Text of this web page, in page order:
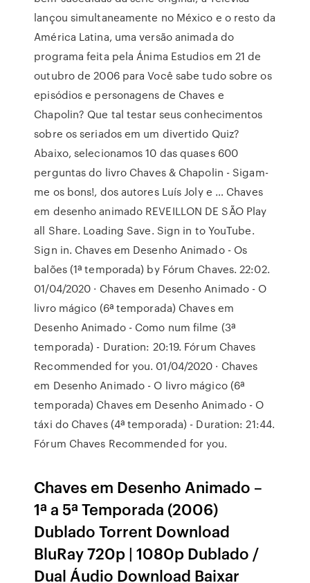
lançou simultaneamente no México e o resto da
América Latina, uma versão animada do
programa feita pela Ánima Estudios em 21 de
outubro de 2006 para Você sabe tudo sobre os
episódios e personagens de Chaves e
Chapolin? Que tal testar seus conhecimentos
sobre os seriados em um divertido Quiz?
Abaixo, selecionamos 10 das quases 600
perguntas do livro Chaves & Chapolin - Sigam-
me os bons!, dos autores Luís Joly e … Chaves
em desenho animado REVEILLON DE SÃO Play
all Share. Loading Save. Sign in to YouTube.
Sign in. Chaves em Desenho Animado - Os
balões (1ª temporada) by Fórum Chaves. 22:02.
01/04/2020 · Chaves em Desenho Animado - O
livro mágico (6ª temporada) Chaves em
Desenho Animado - Como num filme (3ª
temporada) - Duration: 20:19. Fórum Chaves
Recommended for you. 01/04/2020 · Chaves
em Desenho Animado - O livro mágico (6ª
temporada) Chaves em Desenho Animado - O
táxi do Chaves (4ª temporada) - Duration: 21:44.
Fórum Chaves Recommended for you.
Chaves em Desenho Animado –
1ª a 5ª Temporada (2006)
Dublado Torrent Download
BluRay 720p | 1080p Dublado /
Dual Áudio Download Baixar